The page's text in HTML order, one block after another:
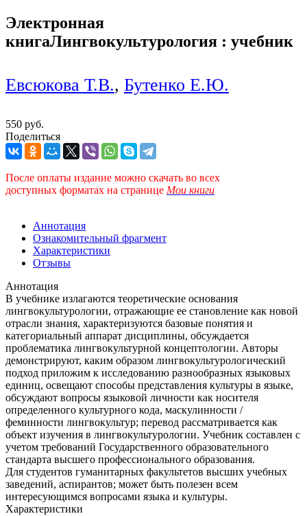
Электронная
книгаЛингвокультурология : учебник
Евсюкова Т.В., Бутенко Е.Ю.
550 руб.
Поделиться
После оплаты издание можно скачать во всех
доступных форматах на странице Мои книги
Аннотация
Ознакомительный фрагмент
Характеристики
Отзывы
Аннотация
В учебнике излагаются теоретические основания
лингвокультурологии, отражающие ее становление как новой
отрасли знания, характеризуются базовые понятия и
категориальный аппарат дисциплины, обсуждается
проблематика лингвокультурной концептологии. Авторы
демонстрируют, каким образом лингвокультурологический
подход приложим к исследованию разнообразных языковых
единиц, освещают способы представления культуры в языке,
обсуждают вопросы языковой личности как носителя
определенного культурного кода, маскулинности /
феминности лингвокультур; перевод рассматривается как
объект изучения в лингвокультурологии. Учебник составлен с
учетом требований Государственного образовательного
стандарта высшего профессионального образования.
Для студентов гуманитарных факультетов высших учебных
заведений, аспирантов; может быть полезен всем
интересующимся вопросами языка и культуры.
Характеристики